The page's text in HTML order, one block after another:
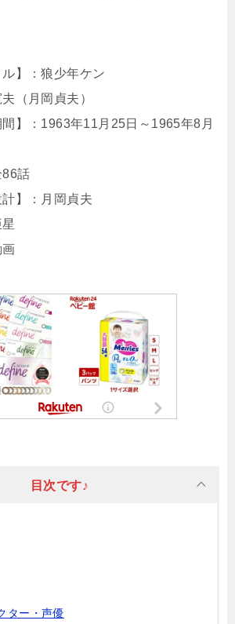
ル】：狼少年ケン
（月岡貞夫）
間】：1963年11月25日～1965年8月
86話
計】：月岡貞夫
画
目次です♪
ター・声優